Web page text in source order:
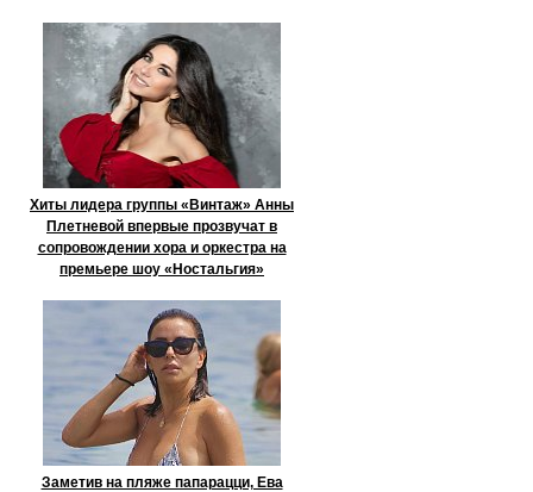
Хиты лидера группы «Винтаж» Анны
Плетневой впервые прозвучат в
сопровождении хора и оркестра на
премьере шоу «Ностальгия»
Заметив на пляже папарацци, Ева